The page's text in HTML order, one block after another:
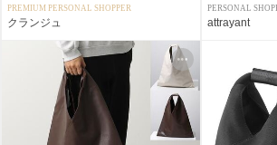
PREMIUM PERSONAL SHOPPER
クランジュ
PERSONAL
attrayant